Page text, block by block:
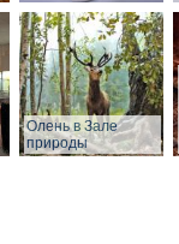
Олень в Зале
природы